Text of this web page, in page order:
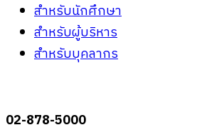
สำหรับนักศึกษา
สำหรับผู้บริหาร
สำหรับบุคลากร
02-878-5000